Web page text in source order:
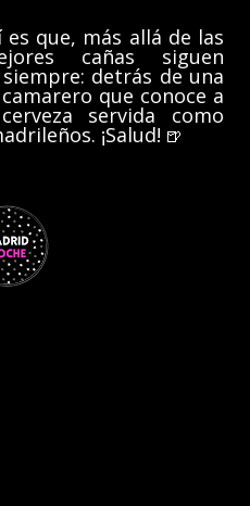
que, más allá de las
cañas siguen
detrás de una
que conoce a
servida como
¡Salud! 🍺